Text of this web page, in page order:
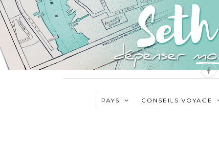
PAYS CONSEILS VOYAGE